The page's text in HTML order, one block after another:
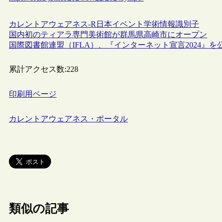
カレントアウェアネス-R 日本イベント 学術情報識別子
国内初のティアラ専門美術館が群馬県高崎市にオープン
国際図書館連盟（IFLA）、『インターネット宣言2024』を
累計アクセス数:228
印刷用ページ
カレントアウェアネス・ポータル
類似の記事